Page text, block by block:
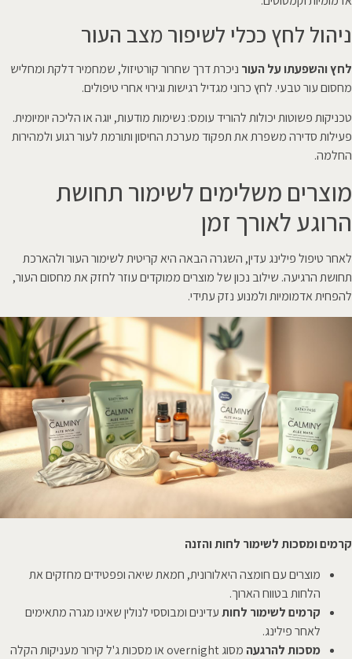
ניהול לחץ ככלי לשיפור מצב העור
לחץ והשפעתו על העור ניכרת דרך שחרור קורטיזול, שמחמיר דלקת ומחליש
מחסום עור טבעי. לחץ כרוני מגדיל רגישות וגירוי אחרי טיפולים.
טכניקות פשוטות יכולות להוריד עומס: נשימות מודעות, יוגה או הליכה יומיומית.
פעילות סדירה משפרת את תפקוד מערכת החיסון ותורמת לעור רגוע ולמהירות
החלמה.
מוצרים משלימים לשימור תחושת
הרוגע לאורך זמן
לאחר טיפול פילינג עדין, השגרה הבאה היא קריטית לשימור העור ולהארכת
תחושת הרגיעה. שילוב נכון של מוצרים ממוקדים עוזר לחזק את מחסום העור,
להפחית אדמומיות ולמנוע נזק עתידי.
קרמים ומסכות לשימור לחות והזנה
מוצרים עם חומצה היאלורונית, חמאת שיאה ופפטידים מחזקים את
הלחות בטווח הארוך.
קרמים לשימור לחותעדינים ומבוססי לנולין שאינו מגרה מתאימים
לאחר פילינג.
מסכות להרגעה
מסוג overnight או מסכות ג'ל קירור מעניקות הקלה